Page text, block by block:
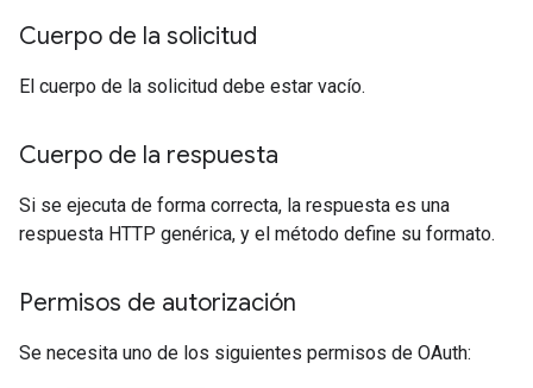
Cuerpo de la solicitud
El cuerpo de la solicitud debe estar vacío.
Cuerpo de la respuesta
Si se ejecuta de forma correcta, la respuesta es una
respuesta HTTP genérica, y el método define su formato.
Permisos de autorización
Se necesita uno de los siguientes permisos de OAuth: